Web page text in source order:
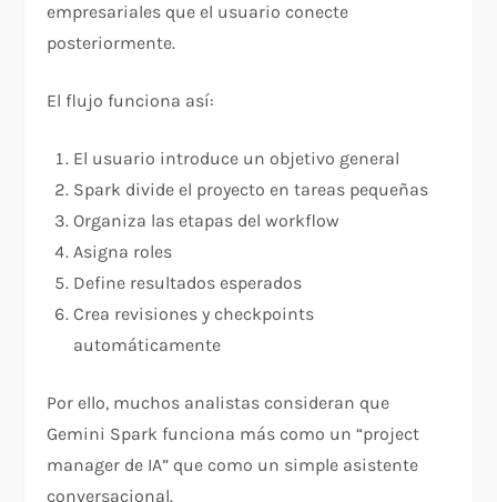
empresariales que el usuario conecte
posteriormente.
El flujo funciona así:
El usuario introduce un objetivo general
Spark divide el proyecto en tareas pequeñas
Organiza las etapas del workflow
Asigna roles
Define resultados esperados
Crea revisiones y checkpoints
automáticamente
Por ello, muchos analistas consideran que
Gemini Spark funciona más como un “project
manager de IA” que como un simple asistente
conversacional.